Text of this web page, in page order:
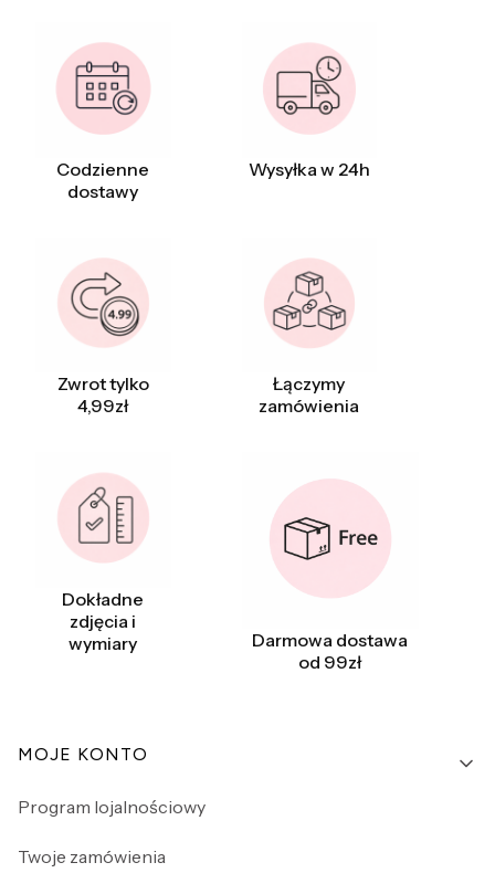
Codzienne
dostawy
Wysyłka w 24h
Zwrot tylko
4,99zł
Łączymy
zamówienia
Dokładne
zdjęcia i
wymiary
Darmowa dostawa
od 99zł
Linki w stopce
MOJE KONTO
Program lojalnościowy
Twoje zamówienia